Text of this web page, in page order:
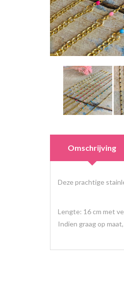
Omschrijving
Deze prachtige
Lengte: 16 cm met
Indien graag op